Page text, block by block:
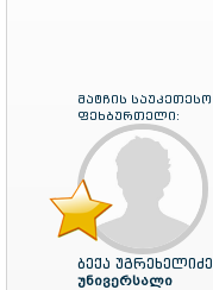
მატჩის საუკეთესო
ფეხბურთელი:
ბექა უგრეხელიძე
უნივერსალი